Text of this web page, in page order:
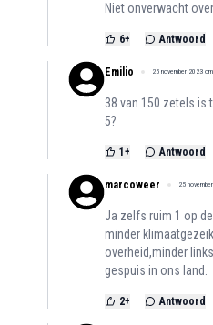
Niet onverwacht
6+ Antwoord
Emilio 25 november 2023
38 van 150 zetels is
5?
1 + Antwoord
marcoweer 25
Ja zelfs ruim 1 op
minder
overheid,minder
gespuis in ons land.
2+ Antwoord